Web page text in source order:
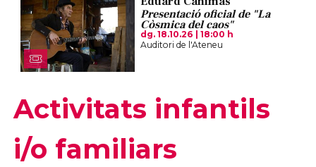
Presentació oficial de "La
Còsmica del caos"
dg. 18.10.26 |18:00 h
Auditori de l'Ateneu
Activitats infantils
i/o familiars